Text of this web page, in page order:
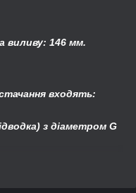
виливу: 146 мм.
входять:
з діаметром G